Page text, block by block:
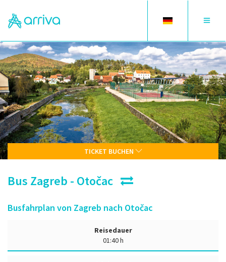
Toggle
Toggle
TICKET BUCHEN
Bus Zagreb - Otočac
Busfahrplan von Zagreb nach Otočac
Reisedauer
01:40 h